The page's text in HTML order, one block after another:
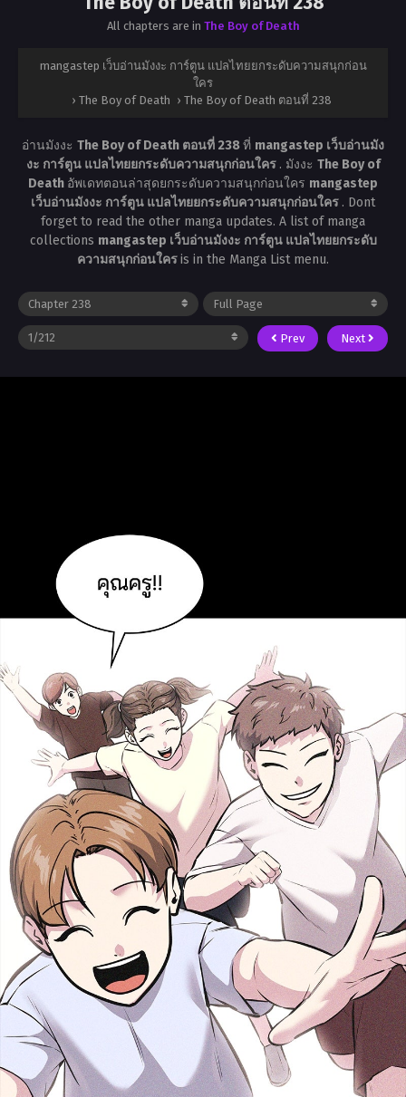
All chapters are in The Boy of Death
mangastep เว็บอ่านมังงะ การ์ตูน แปลไทยยกระดับความสนุกก่อน
ใคร
› The Boy of Death › The Boy of Death ตอนที่ 238
อ่านมังงะ The Boy of Death ตอนที่ 238ที่ mangastep เว็บอ่านมัง
งะ การ์ตูน แปลไทยยกระดับความสนุกก่อนใคร . มังงะ The Boy of
Death อัพเดทตอนล่าสุดยกระดับความสนุกก่อนใคร mangastep
เว็บอ่านมังงะ การ์ตูน แปลไทยยกระดับความสนุกก่อนใคร . Dont
forget to read the other manga updates. A list of manga
collections mangastep เว็บอ่านมังงะ การ์ตูน แปลไทยยกระดับ
ความสนุกก่อนใครis in the Manga List menu.
Prev Next